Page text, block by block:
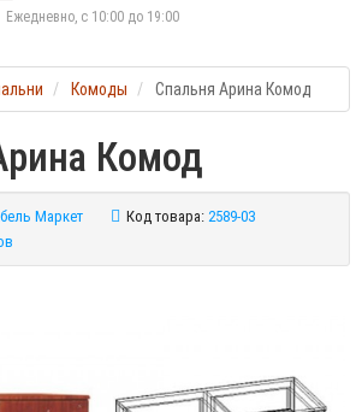
Ежедневно, с 10:00 до 19:00
Комоды Спальня Арина Комод
Комод
Маркет Код товара: 2589-03